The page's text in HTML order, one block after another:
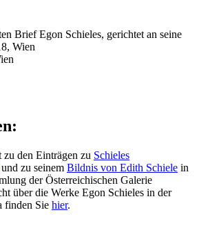
Brief Egon Schieles, gerichtet an seine
Wien
den Einträgen zu Schieles
und zu seinem Bildnis von Edith Schiele in
der Österreichischen Galerie
über die Werke Egon Schieles in der
finden Sie hier.